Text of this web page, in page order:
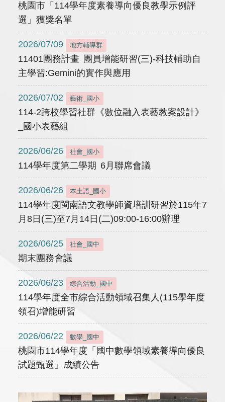
桃園市「114學年度素養導向優良教學示例評
選」獲獎名單
2026/07/09 地方輔導群
11401團務計畫 團員增能研習(三)-科技輔助自
主學習:Gemini的實作與應用
2026/07/02 藝術_國小
114-2跨校學習社群《數位融入表藝教案設計》
_國小表藝組
2026/06/26 社會_國小
114學年度第二學期 6月聯席會議
2026/06/26 本土語_國小
114學年度閩南語文教學師資培訓研習於115年7
月8日(三)至7月14日(二)09:00-16:00辦理
2026/06/25 社會_國中
期末團務會議
2026/06/23 綜合活動_國中
114學年度全市綜合活動領域召集人(115學年度
領召)增能研習
2026/06/22 數學_國中
桃園市114學年度「國中數學領域素養導向優良
試題甄選」成績公告